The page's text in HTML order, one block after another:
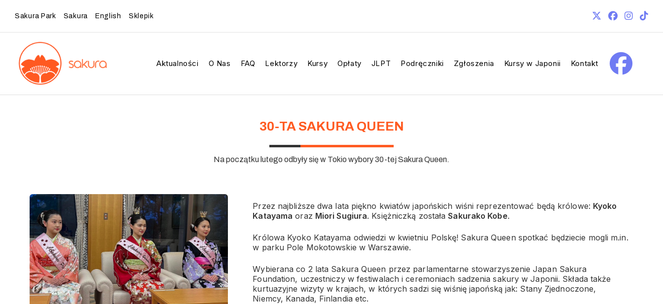
Sakura Park Sakura English Sklepik
Aktualności O Nas FAQ Lektorzy Kursy Opłaty JLPT Podręczniki Zgłoszenia Kursy w Japonii Kontakt
30-TA SAKURA QUEEN
Na początku lutego odbyły się w Tokio wybory 30-tej Sakura Queen.
Przez najbliższe dwa lata piękno kwiatów japońskich wiśni reprezentować będą królowe: Kyoko
Katayama oraz Miori Sugiura. Księżniczką zostałaSakurako Kobe.
Królowa Kyoko Katayama odwiedzi w kwietniu Polskę! Sakura Queen spotkać będziecie mogli m.in.
w parku Pole Mokotowskie w Warszawie.
Wybierana co 2 lata Sakura Queen przez parlamentarne stowarzyszenie Japan Sakura
Foundation, uczestniczy w festiwalach i ceremoniach sadzenia sakury w Japonii. Składa także
kurtuazyjne wizyty w krajach, w których sadzi się wiśnię japońską jak: Stany Zjednoczone,
Niemcy, Kanada, Finlandia etc.